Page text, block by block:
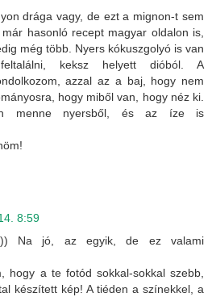
drága vagy, de ezt a mignon-t sem
hasonló recept magyar oldalon is,
még több. Nyers kókuszgolyó is van
keksz helyett dióból. A
azzal az a baj, hogy nem
hogy miből van, hogy néz ki.
menne nyersből, és az íze is
8:59
Na jó, az egyik, de ez valami
hogy a te fotód sokkal-sokkal szebb,
készített kép! A tiéden a színekkel, a